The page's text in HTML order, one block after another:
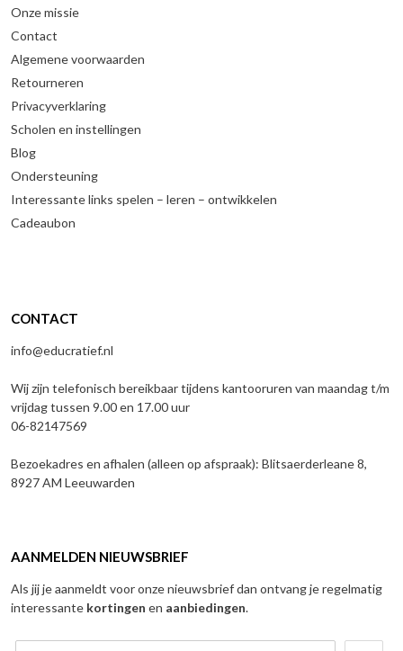
Onze missie
Contact
Algemene voorwaarden
Retourneren
Privacyverklaring
Scholen en instellingen
Blog
Ondersteuning
Interessante links spelen – leren – ontwikkelen
Cadeaubon
CONTACT
info@educratief.nl
Wij zijn telefonisch bereikbaar tijdens kantooruren van maandag t/m
vrijdag tussen 9.00 en 17.00 uur
06-82147569
Bezoekadres en afhalen (alleen op afspraak): Blitsaerderleane 8,
8927 AM Leeuwarden
AANMELDEN NIEUWSBRIEF
Als jij je aanmeldt voor onze nieuwsbrief dan ontvang je regelmatig
interessante kortingen en aanbiedingen.